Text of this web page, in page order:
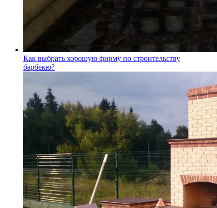
Как выбрать хорошую фирму по строительству
барбекю?